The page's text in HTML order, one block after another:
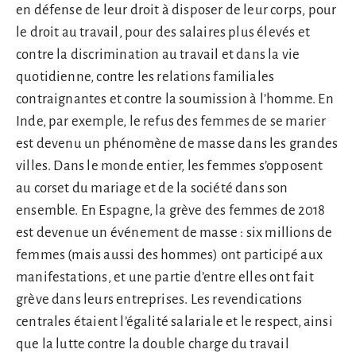
en défense de leur droit à disposer de leur corps, pour
le droit au travail, pour des salaires plus élevés et
contre la discrimination au travail et dans la vie
quotidienne, contre les relations familiales
contraignantes et contre la soumission à l’homme. En
Inde, par exemple, le refus des femmes de se marier
est devenu un phénomène de masse dans les grandes
villes. Dans le monde entier, les femmes s’opposent
au corset du mariage et de la société dans son
ensemble. En Espagne, la grève des femmes de 2018
est devenue un événement de masse : six millions de
femmes (mais aussi des hommes) ont participé aux
manifestations, et une partie d’entre elles ont fait
grève dans leurs entreprises. Les revendications
centrales étaient l’égalité salariale et le respect, ainsi
que la lutte contre la double charge du travail